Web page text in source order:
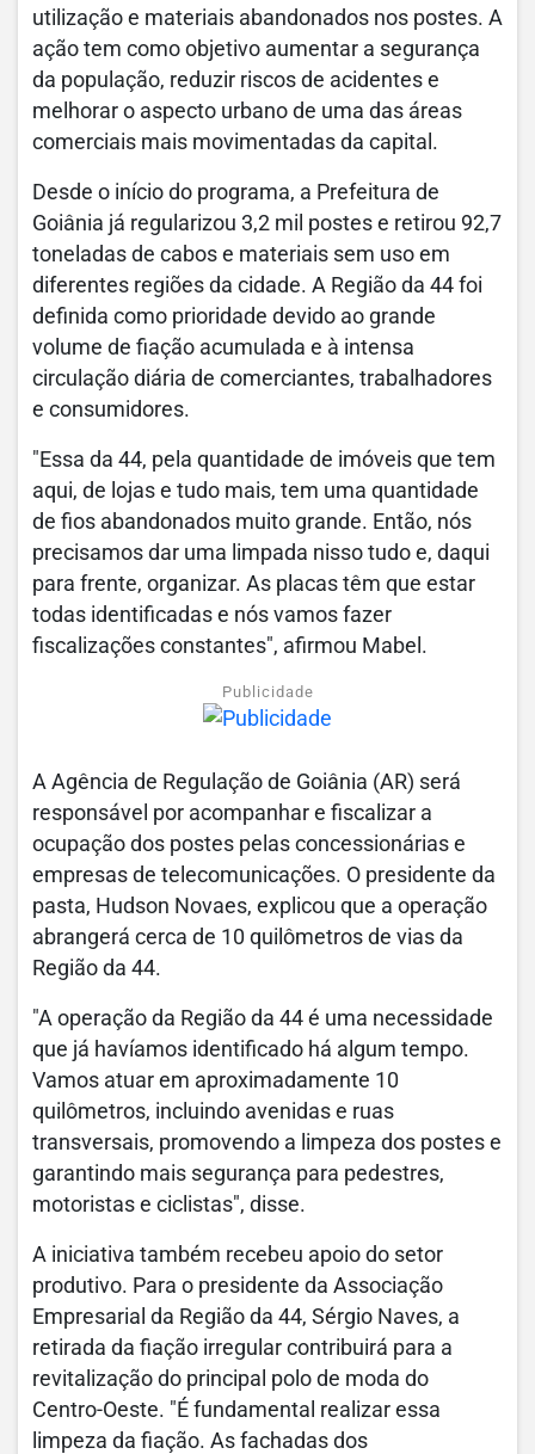
utilização e materiais abandonados nos postes. A
ação tem como objetivo aumentar a segurança
da população, reduzir riscos de acidentes e
melhorar o aspecto urbano de uma das áreas
comerciais mais movimentadas da capital.
Desde o início do programa, a Prefeitura de
Goiânia já regularizou 3,2 mil postes e retirou 92,7
toneladas de cabos e materiais sem uso em
diferentes regiões da cidade. A Região da 44 foi
definida como prioridade devido ao grande
volume de fiação acumulada e à intensa
circulação diária de comerciantes, trabalhadores
e consumidores.
"Essa da 44, pela quantidade de imóveis que tem
aqui, de lojas e tudo mais, tem uma quantidade
de fios abandonados muito grande. Então, nós
precisamos dar uma limpada nisso tudo e, daqui
para frente, organizar. As placas têm que estar
todas identificadas e nós vamos fazer
fiscalizações constantes", afirmou Mabel.
Publicidade
A Agência de Regulação de Goiânia (AR) será
responsável por acompanhar e fiscalizar a
ocupação dos postes pelas concessionárias e
empresas de telecomunicações. O presidente da
pasta, Hudson Novaes, explicou que a operação
abrangerá cerca de 10 quilômetros de vias da
Região da 44.
"A operação da Região da 44 é uma necessidade
que já havíamos identificado há algum tempo.
Vamos atuar em aproximadamente 10
quilômetros, incluindo avenidas e ruas
transversais, promovendo a limpeza dos postes e
garantindo mais segurança para pedestres,
motoristas e ciclistas", disse.
A iniciativa também recebeu apoio do setor
produtivo. Para o presidente da Associação
Empresarial da Região da 44, Sérgio Naves, a
retirada da fiação irregular contribuirá para a
revitalização do principal polo de moda do
Centro-Oeste. "É fundamental realizar essa
limpeza da fiação. As fachadas dos